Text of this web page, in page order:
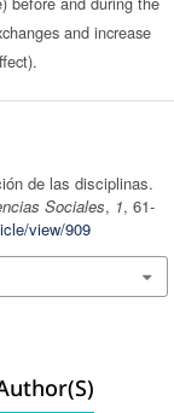
and increase
de las disciplinas.
Sociales, 1, 61-
view/909